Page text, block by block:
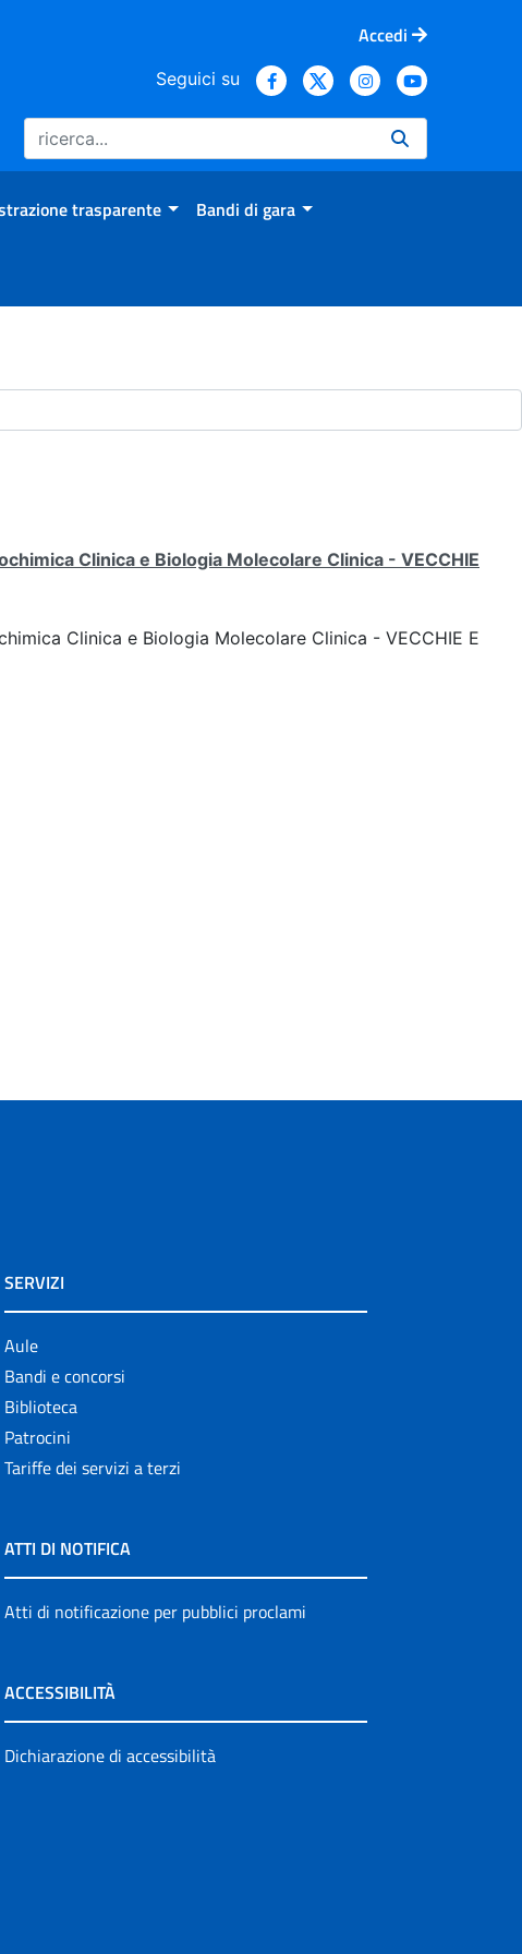
Accedi
Seguici su
trasparente Bandi di gara
Clinica e Biologia Molecolare Clinica - VECCHIE
Clinica e Biologia Molecolare Clinica - VECCHIE E
SERVIZI
Aule
Bandi e concorsi
Biblioteca
Patrocini
Tariffe dei servizi a terzi
ATTI DI NOTIFICA
Atti di notificazione per pubblici proclami
ACCESSIBILITÀ
Dichiarazione di accessibilità